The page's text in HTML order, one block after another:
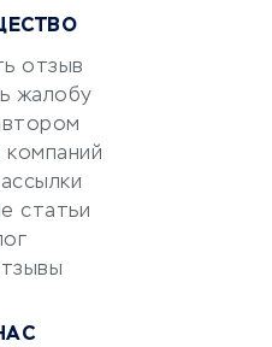
отзыв
жалобу
компаний
статьи